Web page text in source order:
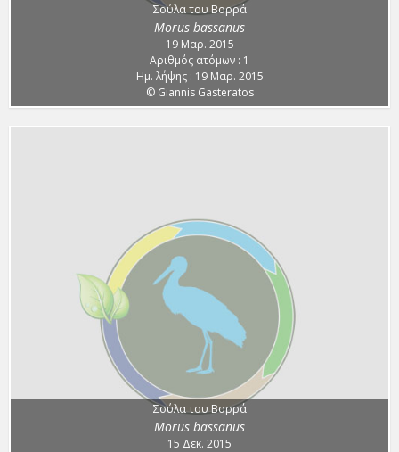
Σούλα του Βορρά
Morus bassanus
19 Μαρ. 2015
Αριθμός ατόμων : 1
Ημ. λήψης : 19 Μαρ. 2015
© Giannis Gasteratos
Σούλα του Βορρά
Morus bassanus
15 Δεκ. 2015